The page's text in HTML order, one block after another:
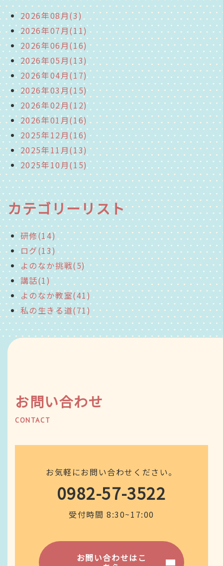
2026年08月(3)
2026年07月(11)
2026年06月(16)
2026年05月(13)
2026年04月(17)
2026年03月(15)
2026年02月(12)
2026年01月(16)
2025年12月(16)
2025年11月(13)
2025年10月(15)
カテゴリーリスト
研修(14)
ログ(13)
よのなか挑戦(5)
講話(1)
よのなか教室(41)
私の生きる道(71)
お問い合わせ
CONTACT
お気軽にお問い合わせください。
0982-57-3522
受付時間 8:30~17:00
お問い合わせはこ